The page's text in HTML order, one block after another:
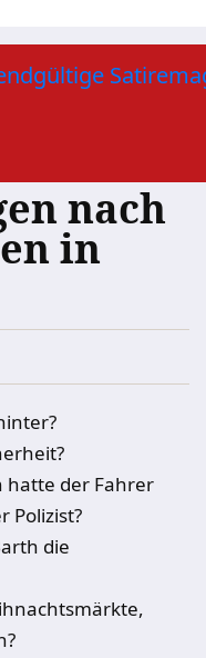
nach
in
hatte der Fahrer
Polizist?
die